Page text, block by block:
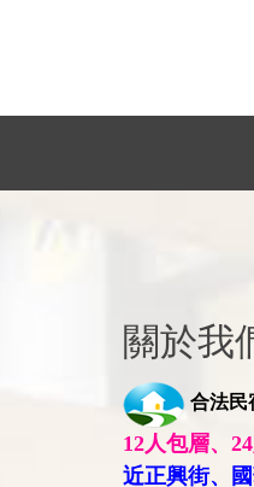
關於我
合法民
12人包層、
近正興街、